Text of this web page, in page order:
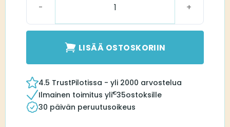
LISÄÄ OSTOSKORIIN
4.5 TrustPilotissa - yli 2000 arvostelua
Ilmainen toimitus yli€35ostoksille
30 päivän peruutusoikeus